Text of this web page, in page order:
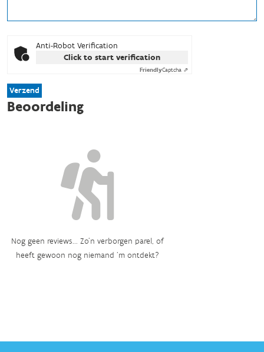
Anti-Robot Verification
Click to start verification
FriendlyCaptcha ⇗
Verzend
Beoordeling
Nog geen reviews... Zo’n verborgen parel, of
heeft gewoon nog niemand ‘m ontdekt?